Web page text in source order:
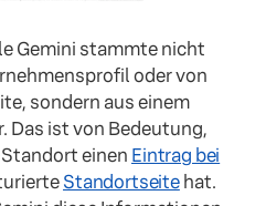
Gemini stammte nicht
oder von
sondern aus einem
Das ist von Bedeutung,
einen Eintrag bei
Standortseitehat.